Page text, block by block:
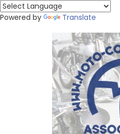
Powered by Translate